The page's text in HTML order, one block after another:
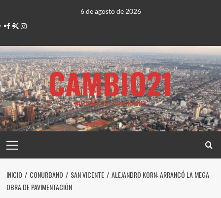
contenido
6 de agosto de 2026
Facebook
TwitterInstagram
CAMBIO21
NOTICIAS DEL CONURBANO
principal
INICIO CONURBANO SAN VICENTE
ALEJANDRO KORN: ARRANCÓ LA MEGA
OBRA DE PAVIMENTACIÓN